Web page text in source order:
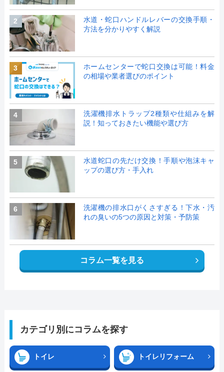
2
水道・蛇口ハンドルレバーの交換手順・
方法を分かりやすく解説
3
ホームセンターで蛇口交換は可能！料金
の相場や業者選びのポイント
4
洗濯機排水トラップ2種類や仕組みを解
説！知っておきたい機能や選び方
5
水道蛇口の先だけ交換！手順や泡沫キャ
ップの選び方・手入れ
6
洗濯機の排水口がくさすぎる！下水・汚
れの臭いの5つの原因と対策・予防策
コラム一覧を見る
カテゴリ別にコラムを探す
トイレ トイレリフォーム